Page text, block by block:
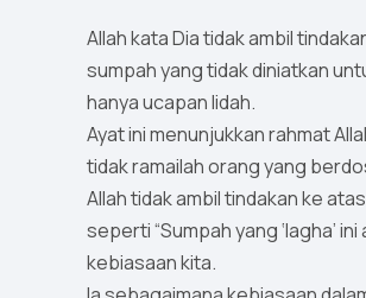
Allah kata Dia tidak ambil
sumpah yang tidak diniatkan
hanya ucapan lidah.
Ayat ini menunjukkan rahmat
tidak ramailah orang yang
Allah tidak ambil tindakan ke
seperti “Sumpah yang ‘lagha’ ini
kebiasaan kita.